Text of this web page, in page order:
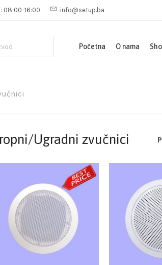
08:00-16:00 info@setup.ba
Početna O nama
Ugradni zvučnici